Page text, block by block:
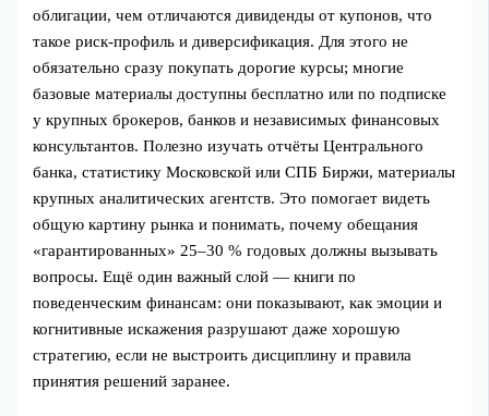
облигации, чем отличаются дивиденды от купонов, что
такое риск-профиль и диверсификация. Для этого не
обязательно сразу покупать дорогие курсы; многие
базовые материалы доступны бесплатно или по подписке
у крупных брокеров, банков и независимых финансовых
консультантов. Полезно изучать отчёты Центрального
банка, статистику Московской или СПБ Биржи, материалы
крупных аналитических агентств. Это помогает видеть
общую картину рынка и понимать, почему обещания
«гарантированных» 25–30 % годовых должны вызывать
вопросы. Ещё один важный слой — книги по
поведенческим финансам: они показывают, как эмоции и
когнитивные искажения разрушают даже хорошую
стратегию, если не выстроить дисциплину и правила
принятия решений заранее.